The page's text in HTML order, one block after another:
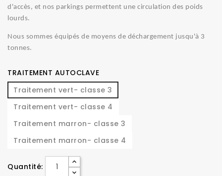
d'accès, et nos parkings permettent une circulation des poids
lourds.
Nous sommes équipés de moyens de déchargement jusqu'à 3
tonnes.
TRAITEMENT AUTOCLAVE
Traitement vert- classe 3
Traitement vert- classe 4
Traitement marron- classe 3
Traitement marron- classe 4
Quantité: